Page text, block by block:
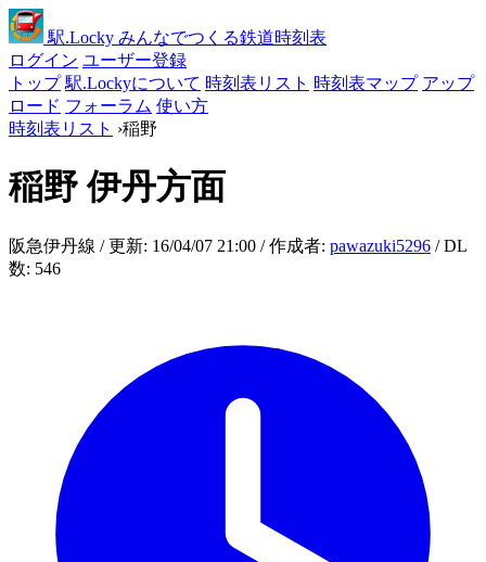
駅.Locky みんなでつくる鉄道時刻表
ログイン ユーザー登録
トップ 駅.Lockyについて 時刻表リスト 時刻表マップ アップ
ロード フォーラム 使い方
時刻表リスト ›稲野
稲野伊丹方面
阪急伊丹線 / 更新: 16/04/07 21:00 / 作成者: pawazuki5296 / DL
数: 546